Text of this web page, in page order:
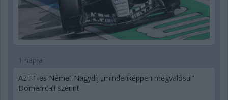
1 napja
Az F1-es Német Nagydíj „mindenképpen megvalósul”
Domenicali szerint